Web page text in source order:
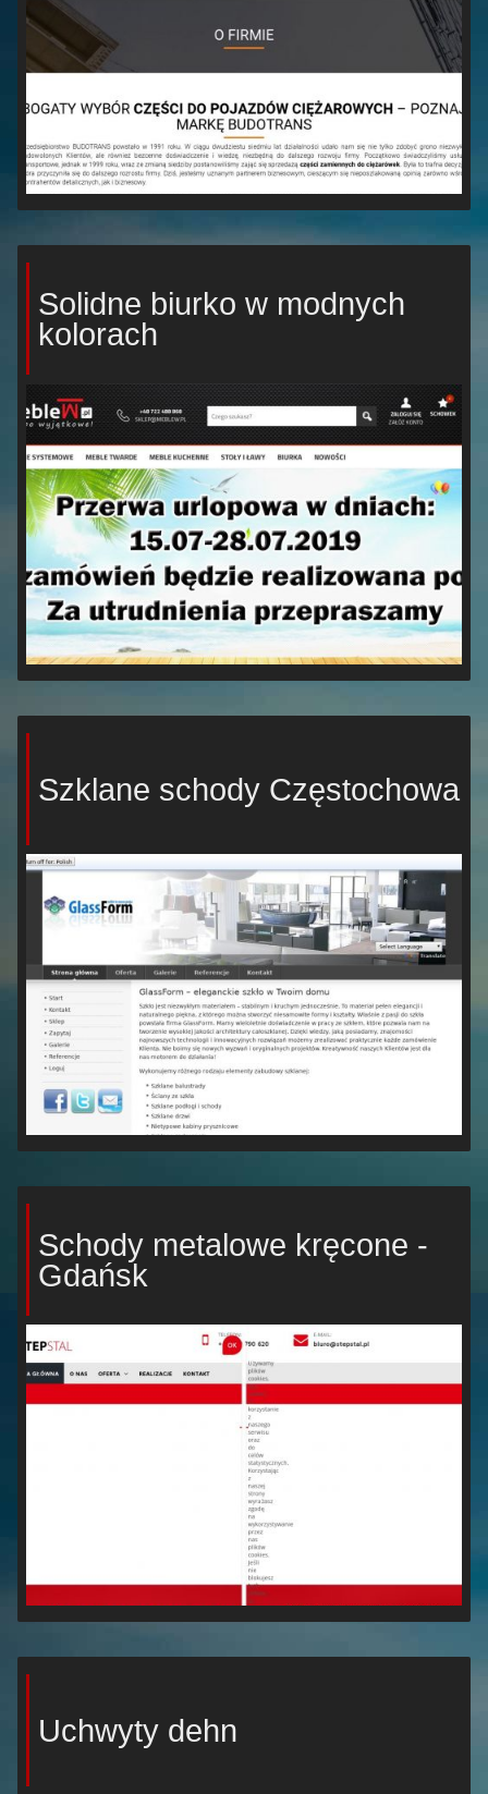
Solidne biurko w modnych
kolorach
Szklane schody Częstochowa
Schody metalowe kręcone -
Gdańsk
Uchwyty dehn